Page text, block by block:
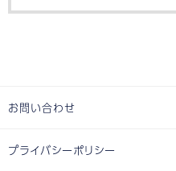
お問い合わせ
プライバシーポリシー